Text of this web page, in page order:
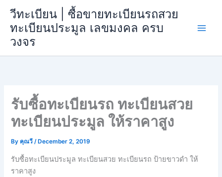
content
วีทะเบียน | ซื้อขายทะเบียนรถสวย
ทะเบียนประมูล เลขมงคล ครบ
วงจร
รับซื้อทะเบียนรถ ทะเบียนสวย
ทะเบียนประมูล ให้ราคาสูง
By คุณวี/ December 2, 2019
รับซื้อทะเบียนประมูล ทะเบียนสวย ทะเบียนรถ ป้ายขาวดำ ให้
ราคาสูง